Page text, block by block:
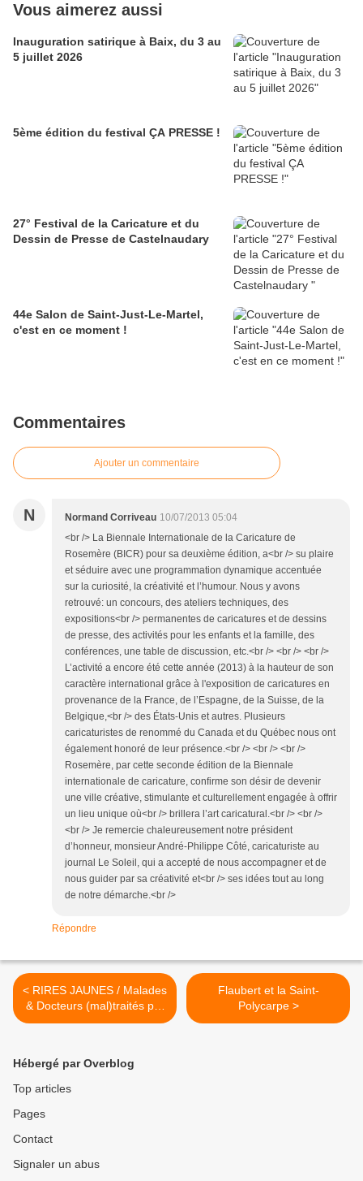
Vous aimerez aussi
Inauguration satirique à Baix, du 3 au
5 juillet 2026
5ème édition du festival ÇA PRESSE !
27° Festival de la Caricature et du
Dessin de Presse de Castelnaudary
44e Salon de Saint-Just-Le-Martel,
c'est en ce moment !
Commentaires
Ajouter un commentaire
N Normand Corriveau 10/07/2013 05:04
<br /> La Biennale Internationale de la Caricature de
Rosemère (BICR) pour sa deuxième édition, a<br /> su plaire
et séduire avec une programmation dynamique accentuée
sur la curiosité, la créativité et l’humour. Nous y avons
retrouvé: un concours, des ateliers techniques, des
expositions<br /> permanentes de caricatures et de dessins
de presse, des activités pour les enfants et la famille, des
conférences, une table de discussion, etc.<br /> <br /> <br />
L’activité a encore été cette année (2013) à la hauteur de son
caractère international grâce à l'exposition de caricatures en
provenance de la France, de l’Espagne, de la Suisse, de la
Belgique,<br /> des États-Unis et autres. Plusieurs
caricaturistes de renommé du Canada et du Québec nous ont
également honoré de leur présence.<br /> <br /> <br />
Rosemère, par cette seconde édition de la Biennale
internationale de caricature, confirme son désir de devenir
une ville créative, stimulante et culturellement engagée à offrir
un lieu unique où<br /> brillera l’art caricatural.<br /> <br />
<br /> Je remercie chaleureusement notre président
d’honneur, monsieur André-Philippe Côté, caricaturiste au
journal Le Soleil, qui a accepté de nous accompagner et de
nous guider par sa créativité et<br /> ses idées tout au long
de notre démarche.<br />
Répondre
< RIRES JAUNES / Malades
& Docteurs (mal)traités par
DAUMIER & ses
Flaubert et la Saint-
Polycarpe >
Hébergé par Overblog
Top articles
Pages
Contact
Signaler un abus